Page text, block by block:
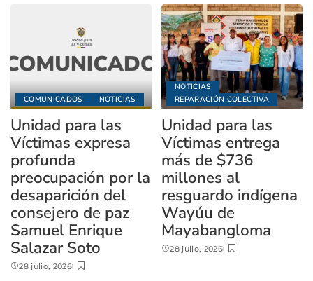
COMUNICADOS NOTICIAS
Unidad para las
Víctimas expresa
profunda
preocupación por la
desaparición del
consejero de paz
Samuel Enrique
Salazar Soto
28 julio, 2026
NOTICIAS
REPARACIÓN COLECTIVA
Unidad para las
Víctimas entrega
más de $736
millones al
resguardo indígena
Wayúu de
Mayabangloma
28 julio, 2026